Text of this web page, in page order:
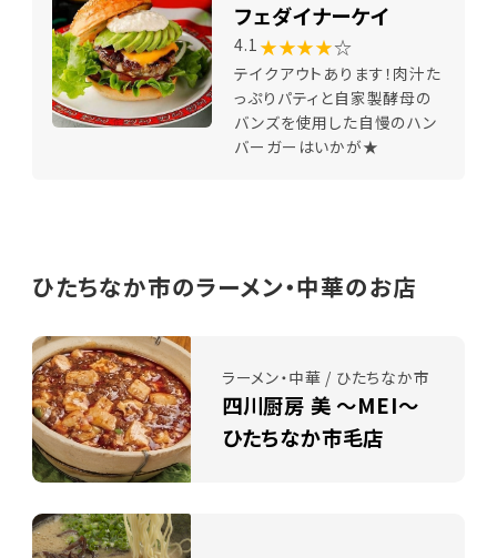
フェダイナーケイ
4.1 ★★★★☆
テイクアウトあります！肉汁た
っぷりパティと自家製酵母の
バンズを使用した自慢のハン
バーガーはいかが★
ひたちなか市のラーメン・中華のお店
ラーメン・中華 / ひたちなか市
四川厨房 美 ～MEI～
ひたちなか市毛店